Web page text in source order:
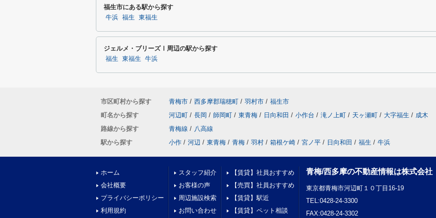
福生市にある駅から探す
牛浜 福生 東福生
ジェルメ・ブリーズⅠ周辺の駅から探す
福生 東福生 牛浜
市区町村から探す 青梅市 / 西多摩郡瑞穂町 / 羽村市 / 福生市
町名から探す
河辺町 / 長岡 / 師岡町 / 東青梅 / 日向和田 / 小作台 / 滝ノ上町 / 天ヶ瀬町 / 大字福生 / 成木
路線から探す
青梅線 / 八高線
駅から探す
小作 / 河辺 / 東青梅 / 青梅 / 羽村 / 箱根ケ崎 / 宮ノ平 / 日向和田 / 福生 / 牛浜
ホーム
会社概要
プライバシーポリシー
利用規約
スタッフ紹介
お客様の声
周辺施設検索
お問い合わせ
【賃貸】社員おすすめ
【売買】社員おすすめ
【賃貸】駅近
【賃貸】ペット相談
青梅/西多摩の不動産情報は株式会
東京都青梅市河辺町１０丁目16-19
TEL:0428-24-3300
FAX:0428-24-3302